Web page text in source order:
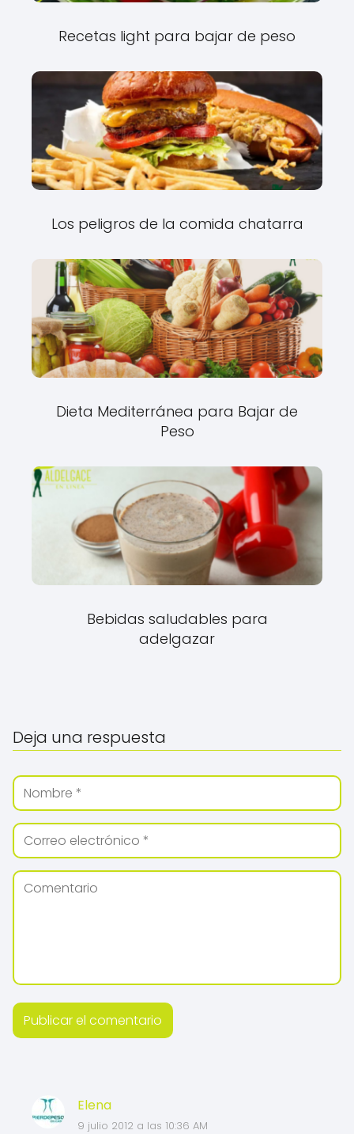
Recetas light para bajar de peso
Los peligros de la comida chatarra
Dieta Mediterránea para Bajar de
Peso
Bebidas saludables para
adelgazar
Elena
9 julio 2012 a las 10:36 AM
Deja una respuesta